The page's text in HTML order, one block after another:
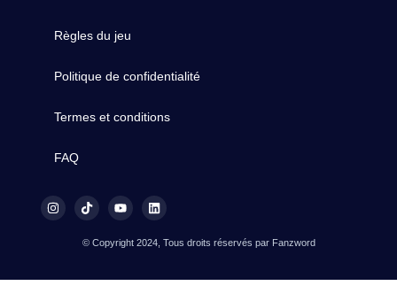
Règles du jeu
Politique de confidentialité
Termes et conditions
FAQ
© Copyright 2024, Tous droits réservés par Fanzword